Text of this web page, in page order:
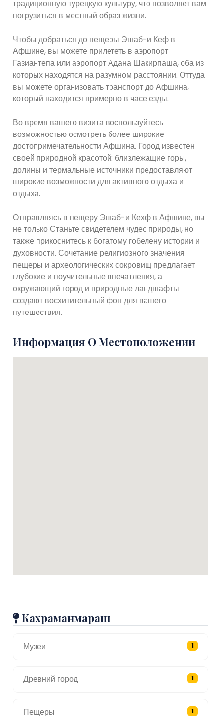
традиционную турецкую культуру, что позволяет вам
погрузиться в местный образ жизни.
Чтобы добраться до пещеры Эшаб-и Кеф в
Афшине, вы можете прилететь в аэропорт
Газиантепа или аэропорт Адана Шакирпаша, оба из
которых находятся на разумном расстоянии. Оттуда
вы можете организовать транспорт до Афшина,
который находится примерно в часе езды.
Во время вашего визита воспользуйтесь
возможностью осмотреть более широкие
достопримечательности Афшина. Город известен
своей природной красотой: близлежащие горы,
долины и термальные источники предоставляют
широкие возможности для активного отдыха и
отдыха.
Отправляясь в пещеру Эшаб-и Кехф в Афшине, вы
не только Станьте свидетелем чудес природы, но
также прикоснитесь к богатому гобелену истории и
духовности. Сочетание религиозного значения
пещеры и археологических сокровищ предлагает
глубокие и поучительные впечатления, а
окружающий город и природные ландшафты
создают восхитительный фон для вашего
путешествия.
Информация О Местоположении
Кахраманмараш
Музеи 1
Древний город 1
Пещеры 1